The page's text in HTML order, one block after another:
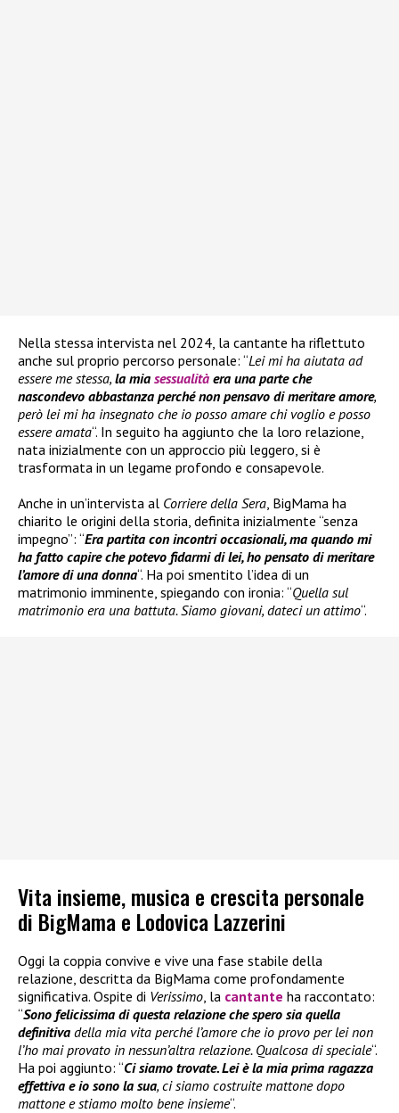
Nella stessa intervista nel 2024, la cantante ha riflettuto
anche sul proprio percorso personale: “Lei mi ha aiutata ad
essere me stessa, la mia sessualità era una parte che
nascondevo abbastanza perché non pensavo di meritare amore,
però lei mi ha insegnato che io posso amare chi voglio e posso
essere amata“. In seguito ha aggiunto che la loro relazione,
nata inizialmente con un approccio più leggero, si è
trasformata in un legame profondo e consapevole.
Anche in un’intervista al Corriere della Sera, BigMama ha
chiarito le origini della storia, definita inizialmente “senza
impegno”: “Era partita con incontri occasionali, ma quando mi
ha fatto capire che potevo fidarmi di lei, ho pensato di meritare
l’amore di una donna“. Ha poi smentito l’idea di un
matrimonio imminente, spiegando con ironia: “Quella sul
matrimonio era una battuta. Siamo giovani, dateci un attimo“.
Vita insieme, musica e crescita personale
di BigMama e Lodovica Lazzerini
Oggi la coppia convive e vive una fase stabile della
relazione, descritta da BigMama come profondamente
significativa. Ospite di Verissimo , la cantante ha raccontato:
“Sono felicissima di questa relazione che spero sia quella
definitiva della mia vita perché l’amore che io provo per lei non
l’ho mai provato in nessun’altra relazione. Qualcosa di speciale“.
Ha poi aggiunto: “Ci siamo trovate. Lei è la mia prima ragazza
effettiva e io sono la sua, ci siamo costruite mattone dopo
mattone e stiamo molto bene insieme“.